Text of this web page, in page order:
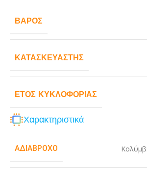
ΒΆΡΟΣ
ΚΑΤΑΣΚΕΥΑΣΤΉΣ
ΈΤΟΣ ΚΥΚΛΟΦΟΡΊΑΣ
Χαρακτηριστικά
ΑΔΙΆΒΡΟΧΟ